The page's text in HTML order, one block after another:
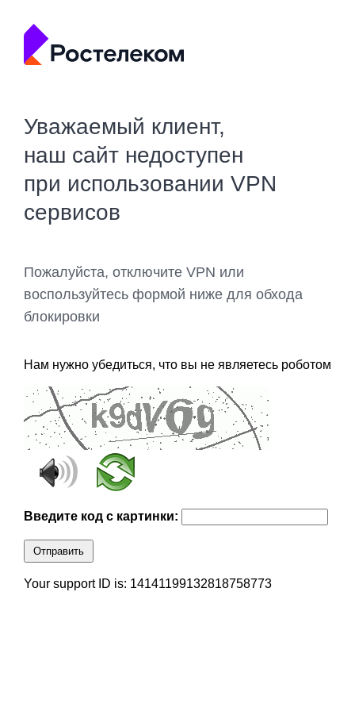
Уважаемый клиент,
наш сайт недоступен
при использовании VPN
сервисов
Пожалуйста, отключите VPN или
воспользуйтесь формой ниже для обхода
блокировки
Нам нужно убедиться, что вы не являетесь роботом
Введите код с картинки:
Отправить
Your support ID is: 14141199132818758773